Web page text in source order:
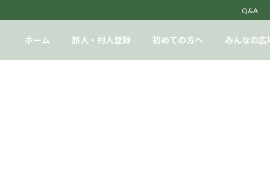
Q&A
ホーム 旅人・村人登録 初めての方へ みんなの広